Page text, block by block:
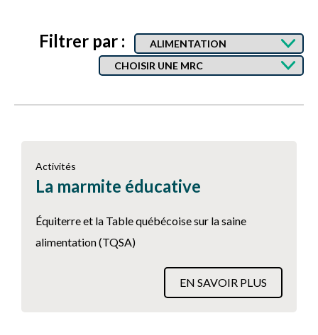
Filtrer par :
Activités
La marmite éducative
Équiterre et la Table québécoise sur la saine
alimentation (TQSA)
EN SAVOIR PLUS